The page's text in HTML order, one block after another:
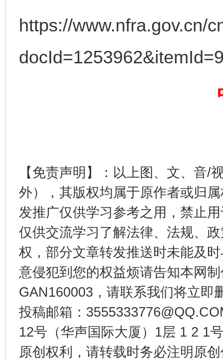
https://www.nfra.gov.cn/
【免责声明】：以上图、文、音/
外），其版权均属于原作者或归
发推广仅供学习参考之用，禁止
仅供交流学习了解法律、法规、
权，部分文章转发推送时未能及
意侵犯到您的权益烦请告知本网
GAN160003，请联系我们将立即
投稿邮箱：
12号（华声国际大厦）1层 1 2 1
原创权利，请转载时务必注明原
完善运行机制助力责任有效落实 一纸欠
千年窑火 生生不息 一